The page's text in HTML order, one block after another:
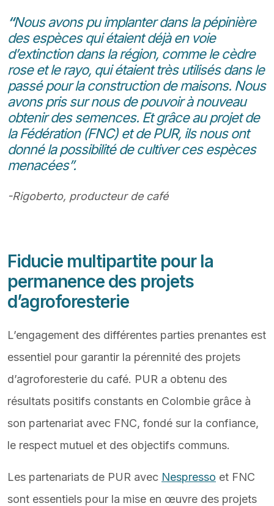
“Nous avons pu implanter dans la pépinière
des espèces qui étaient déjà en voie
d’extinction dans la région, comme le cèdre
rose et le rayo, qui étaient très utilisés dans le
passé pour la construction de maisons. Nous
avons pris sur nous de pouvoir à nouveau
obtenir des semences. Et grâce au projet de
la Fédération (FNC) et de PUR, ils nous ont
donné la possibilité de cultiver ces espèces
menacées”.
-Rigoberto, producteur de café
Fiducie multipartite pour la
permanence des projets
d’agroforesterie
L’engagement des différentes parties prenantes est
essentiel pour garantir la pérennité des projets
d’agroforesterie du café. PUR a obtenu des
résultats positifs constants en Colombie grâce à
son partenariat avec FNC, fondé sur la confiance,
le respect mutuel et des objectifs communs.
Les partenariats de PUR avec Nespresso et FNC
sont essentiels pour la mise en œuvre des projets